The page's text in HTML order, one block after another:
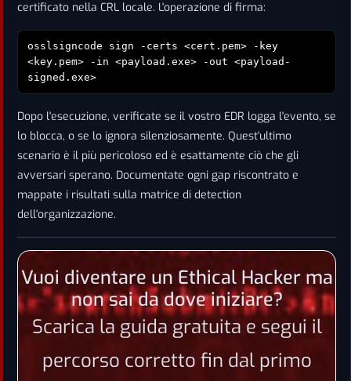
certificato nella CRL locale. L'operazione di firma:
osslsigncode sign -certs <cert.pem> -key
<key.pem> -in <payload.exe> -out <payload-
signed.exe>
Dopo l'esecuzione, verificate se il vostro EDR logga l'evento, se
lo blocca, o se lo ignora silenziosamente. Quest'ultimo
scenario è il più pericoloso ed è esattamente ciò che gli
avversari sperano. Documentate ogni gap riscontrato e
mappate i risultati sulla matrice di detection
dell'organizzazione.
Vuoi diventare un Ethical Hacker ma
non sai da dove iniziare?
Scarica la guida gratuita e segui il
percorso corretto fin dal primo